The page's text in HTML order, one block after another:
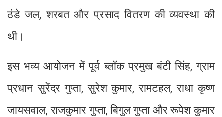
ठंडे जल, शरबत और प्रसाद वितरण की व्यवस्था की
थी।
इस भव्य आयोजन में पूर्व ब्लॉक प्रमुख बंटी सिंह, ग्राम
प्रधान सुरेंद्र गुप्ता, सुरेश कुमार, रामटहल, राधा कृष्ण
जायसवाल, राजकुमार गुप्ता, बिगुल गुप्ता और रूपेश कुमार